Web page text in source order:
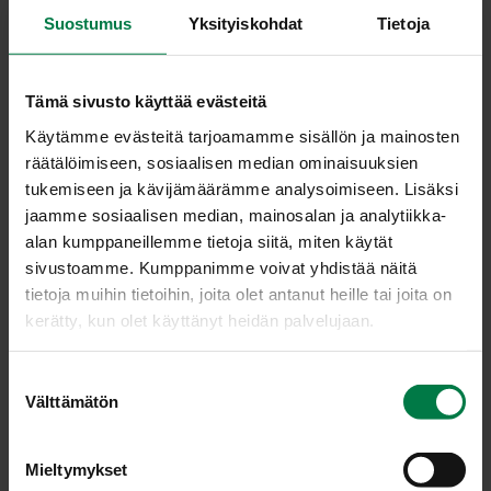
Suostumus Yksityiskohdat Tietoja
Tämä sivusto käyttää evästeitä
Käytämme evästeitä tarjoamamme sisällön ja mainosten
räätälöimiseen, sosiaalisen median ominaisuuksien
tukemiseen ja kävijämäärämme analysoimiseen. Lisäksi
jaamme sosiaalisen median, mainosalan ja analytiikka-
alan kumppaneillemme tietoja siitä, miten käytät
sivustoamme. Kumppanimme voivat yhdistää näitä
tietoja muihin tietoihin, joita olet antanut heille tai joita on
kerätty, kun olet käyttänyt heidän palvelujaan.
Välttämätön
Mieltymykset
sipulirenkaat sopivat niin jauhelihapihville kuin
grillattuna. Jauheliharuokia ei useinkaan valmisteta ilman
sipulia. Sipuli sopii myös pikkelseihin, marinaadeihin,
salaatteihin, piirakoihin ja paistoksiin.
Sipulin kuoria on vanhastaan käytetty esimerkiksi
lankojen, kankaiden ja pääsiäismunien värjäämiseen.
Kesän ensimmäiset sipulit myydään naatteineen
nipuissa. Nippusipulit ovat usein tavallista sipulia
pienempiä, ja niiden maku on miedompi. Myös sipulin
Kuivattu sipuli homehtuu helposti kosteassa. Siksi sipulit